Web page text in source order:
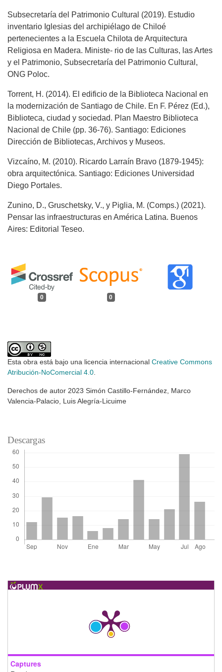
0 0
Subsecretaría del Patrimonio Cultural (2019). Estudio
inventario Iglesias del archipiélago de Chiloé
pertenecientes a la Escuela Chilota de Arquitectura
Religiosa en Madera. Ministe- rio de las Culturas, las Artes
y el Patrimonio, Subsecretaría del Patrimonio Cultural,
ONG Poloc.
Torrent, H. (2014). El edificio de la Biblioteca Nacional en
la modernización de Santiago de Chile. En F. Pérez (Ed.),
Biblioteca, ciudad y sociedad. Plan Maestro Biblioteca
Nacional de Chile (pp. 36-76). Santiago: Ediciones
Dirección de Bibliotecas, Archivos y Museos.
Vizcaíno, M. (2010). Ricardo Larraín Bravo (1879-1945):
obra arquitectónica. Santiago: Ediciones Universidad
Diego Portales.
Zunino, D., Gruschetsky, V., y Piglia, M. (Comps.) (2021).
Pensar las infraestructuras en América Latina. Buenos
Aires: Editorial Teseo.
Esta obra está bajo una licencia internacional Creative Commons
Atribución-NoComercial 4.0
Derechos de autor 2023 Simón Castillo-Fernández, Marco
Valencia-Palacio, Luis Alegría-Licuime
Descargas
Captures